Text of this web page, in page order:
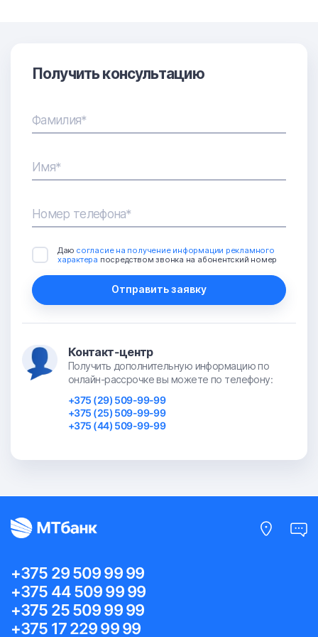
Получить консультацию
Фамилия*
Имя*
Номер телефона*
Даю согласие на получение информации рекламного
характера посредством звонка на абонентский номер
Отправить заявку
Контакт-центр
Получить дополнительную информацию по
онлайн-рассрочке вы можете по телефону:
+375 (29) 509-99-99
+375 (25) 509-99-99
+375 (44) 509-99-99
+375 29 509 99 99
+375 44 509 99 99
+375 25 509 99 99
+375 17 229 99 99